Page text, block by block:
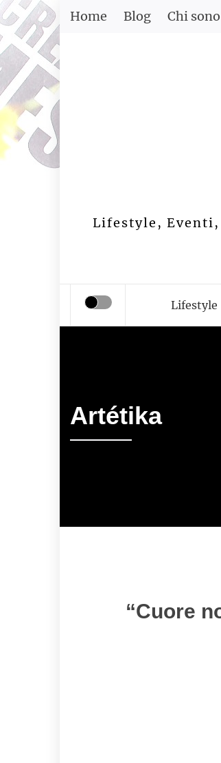
Skip
Home Blog Chi sono
Lifestyle, Eventi,
Lifestyle
Artétika
“Cuore